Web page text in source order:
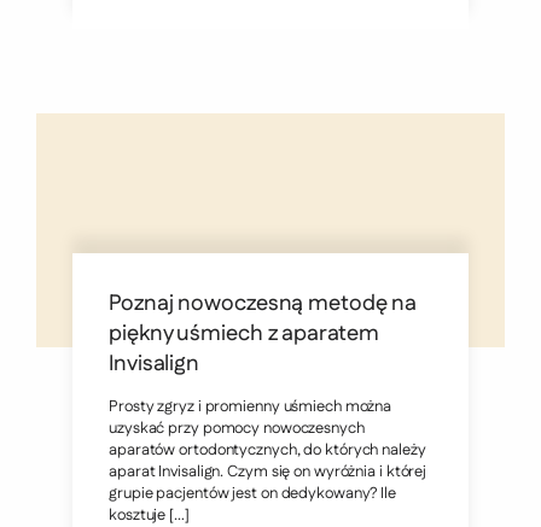
Poznaj nowoczesną metodę na
piękny uśmiech z aparatem
Invisalign
Prosty zgryz i promienny uśmiech można
uzyskać przy pomocy nowoczesnych
aparatów ortodontycznych, do których należy
aparat Invisalign. Czym się on wyróżnia i której
grupie pacjentów jest on dedykowany? Ile
kosztuje […]